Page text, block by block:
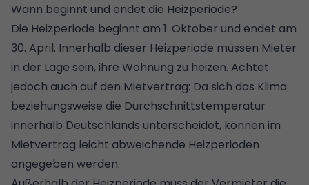
Wann beginnt und endet die Heizperiode?
Die Heizperiode beginnt am 1. Oktober und endet am
30. April. Innerhalb dieser Heizperiode müssen Mieter
in der Lage sein, ihre Wohnung zu heizen. Achtet
jedoch auch auf den Mietvertrag: Da sich das Klima
beziehungsweise die Durchschnittstemperatur
innerhalb Deutschlands unterscheidet, können im
Mietvertrag leicht abweichende Heizperioden
angegeben werden.